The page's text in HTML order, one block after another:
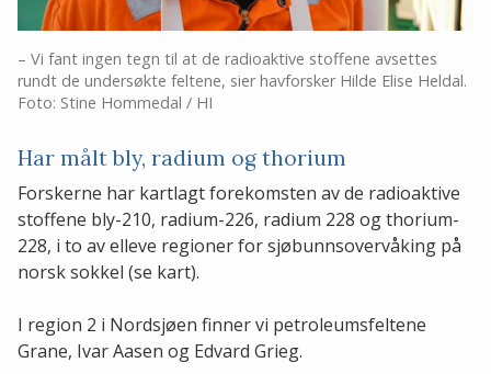
– Vi fant ingen tegn til at de radioaktive stoffene avsettes
rundt de undersøkte feltene, sier havforsker Hilde Elise Heldal.
Foto: Stine Hommedal / HI
Har målt bly, radium og thorium
Forskerne har kartlagt forekomsten av de radioaktive
stoffene bly-210, radium-226, radium 228 og thorium-
228, i to av elleve regioner for sjøbunnsovervåking på
norsk sokkel (se kart).
I region 2 i Nordsjøen finner vi petroleumsfeltene
Grane, Ivar Aasen og Edvard Grieg.